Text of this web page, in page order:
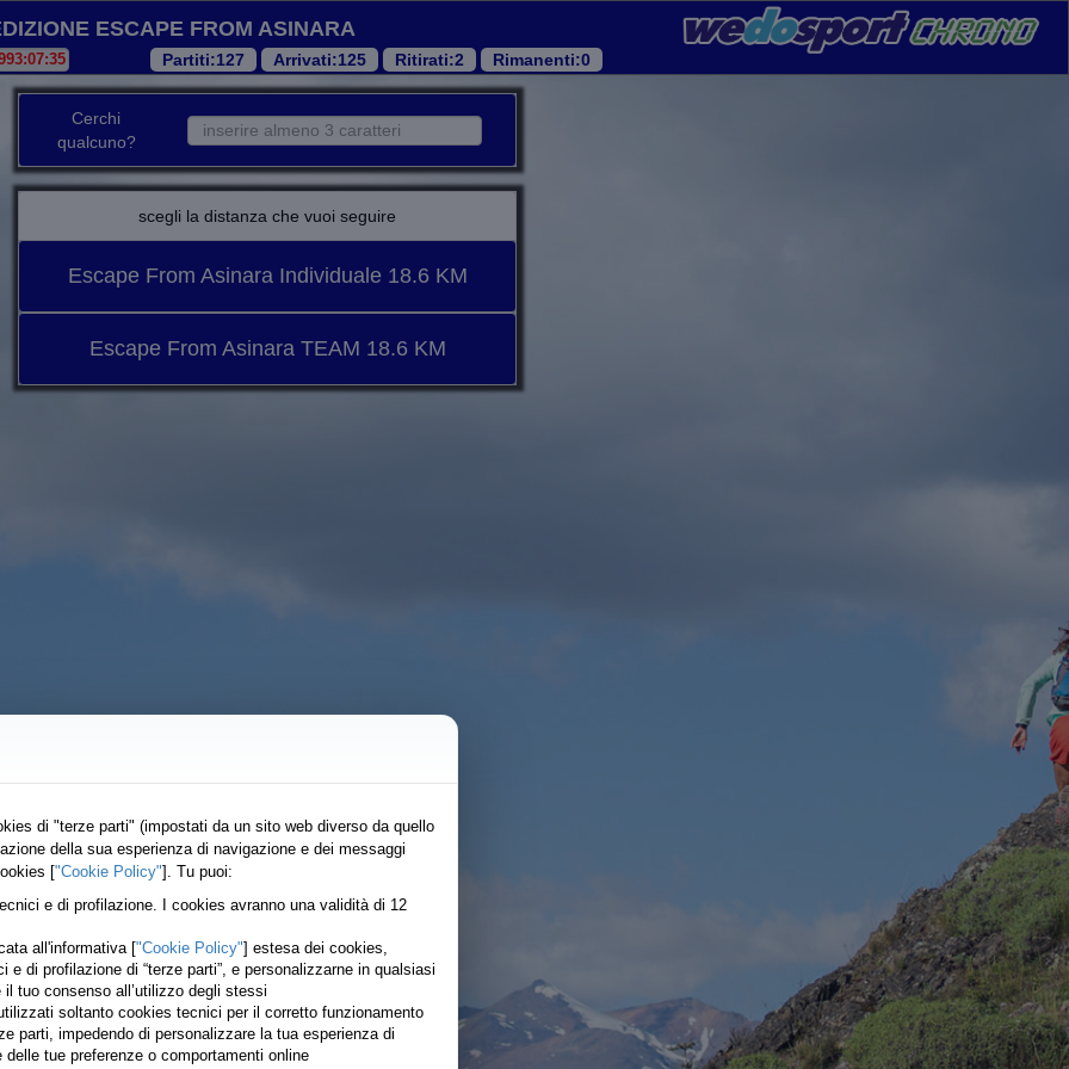
ESCAPE FROM ASINARA
Partiti:127 Arrivati:125 Ritirati:2 Rimanenti:0
Cerchi
qualcuno?
scegli la distanza che vuoi seguire
Escape From Asinara Individuale 18.6 KM
Escape From Asinara TEAM 18.6 KM
di "terze parti" (impostati da un sito web diverso da quello
della sua esperienza di navigazione e dei messaggi
["Cookie Policy"]. Tu puoi:
e di profilazione. I cookies avranno una validità di 12
all'informativa ["Cookie Policy"] estesa dei cookies,
di profilazione di “terze parti”, e personalizzarne in qualsiasi
tuo consenso all’utilizzo degli stessi
soltanto cookies tecnici per il corretto funzionamento
parti, impedendo di personalizzare la tua esperienza di
tue preferenze o comportamenti online